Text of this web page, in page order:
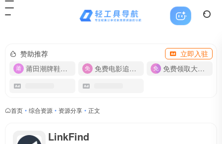
赞助推荐
立即入驻
莆田潮牌鞋服-货源
免费电影追剧APP 免费领取大流量卡【500G】
首页 • 综合资源 • 资源分享 • 正文
LinkFind